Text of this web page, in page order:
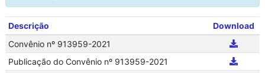
Descrição
Download
Convênio nº 913959-2021
Publicação do Convênio nº 913959-2021